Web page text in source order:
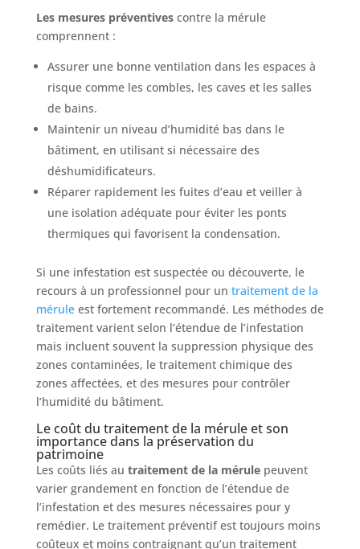
Les mesures préventivescontre la mérule
comprennent :
Assurer une bonne ventilation dans les espaces à
risque comme les combles, les caves et les salles
de bains.
Maintenir un niveau d’humidité bas dans le
bâtiment, en utilisant si nécessaire des
déshumidificateurs.
Réparer rapidement les fuites d’eau et veiller à
une isolation adéquate pour éviter les ponts
thermiques qui favorisent la condensation.
Si une infestation est suspectée ou découverte, le
recours à un professionnel pour un traitement de la
méruleest fortement recommandé. Les méthodes de
traitement varient selon l’étendue de l’infestation
mais incluent souvent la suppression physique des
zones contaminées, le traitement chimique des
zones affectées, et des mesures pour contrôler
l’humidité du bâtiment.
Le coût du traitement de la mérule et son
importance dans la préservation du
patrimoine
Les coûts liés au traitement de la mérulepeuvent
varier grandement en fonction de l’étendue de
l’infestation et des mesures nécessaires pour y
remédier. Le traitement préventif est toujours moins
coûteux et moins contraignant qu’un traitement